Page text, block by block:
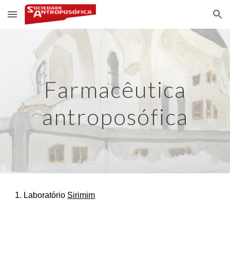
Skip to main content Skip to navigation
Farmacêutica
antroposófica
1. Laboratório Sirimim